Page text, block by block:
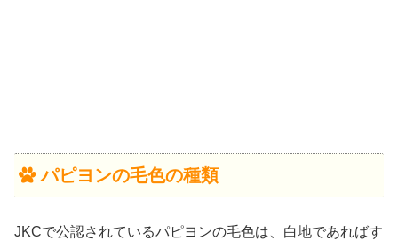
パピヨンの毛色の種類
JKCで公認されているパピヨンの毛色は、白地であればす